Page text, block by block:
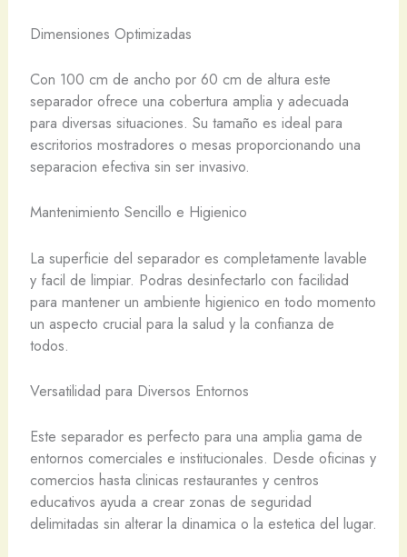
Dimensiones Optimizadas
Con 100 cm de ancho por 60 cm de altura este
separador ofrece una cobertura amplia y adecuada
para diversas situaciones. Su tamaño es ideal para
escritorios mostradores o mesas proporcionando una
separacion efectiva sin ser invasivo.
Mantenimiento Sencillo e Higienico
La superficie del separador es completamente lavable
y facil de limpiar. Podras desinfectarlo con facilidad
para mantener un ambiente higienico en todo momento
un aspecto crucial para la salud y la confianza de
todos.
Versatilidad para Diversos Entornos
Este separador es perfecto para una amplia gama de
entornos comerciales e institucionales. Desde oficinas y
comercios hasta clinicas restaurantes y centros
educativos ayuda a crear zonas de seguridad
delimitadas sin alterar la dinamica o la estetica del lugar.